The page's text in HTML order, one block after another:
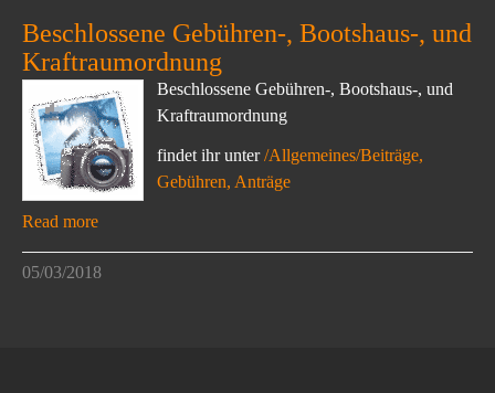
Beschlossene Gebühren-, Bootshaus-, und
Kraftraumordnung
Beschlossene Gebühren-, Bootshaus-, und
Kraftraumordnung
findet ihr unter/Allgemeines/Beiträge,
Gebühren, Anträge
Read more
05/03/2018